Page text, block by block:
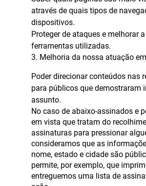
através de quais tipos de
dispositivos.
Proteger de ataques e melhorar
ferramentas utilizadas.
3. Melhoria da nossa atuação
Poder direcionar conteúdos nas
para públicos que demostraram
assunto.
No caso de abaixo-assinados e
em vista que tratam do
assinaturas para pressionar
consideramos que as
nome, estado e cidade são
permite, por exemplo, que
entreguemos uma lista de